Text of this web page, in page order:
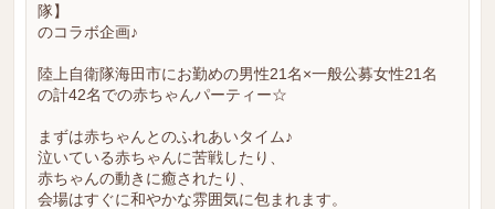
隊】
のコラボ企画♪
陸上自衛隊海田市にお勤めの男性21名×一般公募女性21名
の計42名での赤ちゃんパーティー☆
まずは赤ちゃんとのふれあいタイム♪
泣いている赤ちゃんに苦戦したり、
赤ちゃんの動きに癒されたり、
会場はすぐに和やかな雰囲気に包まれます。